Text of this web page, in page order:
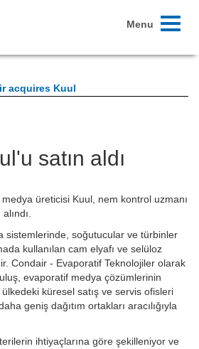
Toggle
Menu
acquires Kuul
satın aldı
üreticisi Kuul, nem kontrol uzmanı
sistemlerinde, soğutucular ve türbinler
kullanılan cam elyafı ve selüloz
Condair - Evaporatif Teknolojiler olarak
evaporatif medya çözümlerinin
ülkedeki küresel satış ve servis ofisleri
geniş dağıtım ortakları aracılığıyla
ihtiyaçlarına göre şekilleniyor ve